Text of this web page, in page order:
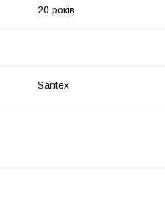
20 років
Santex